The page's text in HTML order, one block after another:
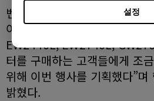
설정
벤큐코리아 모니터 사업부 박
이해서 고객들에게 가장 사랑
EW2440L, EW2740L,
터를 구매하는 고객들에게 조
위해 이번 행사를 기획했다”
밝혔다.